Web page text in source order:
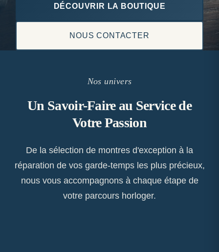
DÉCOUVRIR LA BOUTIQUE
NOUS CONTACTER
Nos univers
Un Savoir-Faire au Service de
Votre Passion
De la sélection de montres d'exception à la
réparation de vos garde-temps les plus précieux,
nous vous accompagnons à chaque étape de
votre parcours horloger.